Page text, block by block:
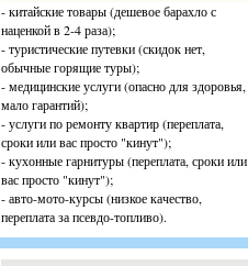
- китайские товары (дешевое барахло с
наценкой в 2-4 раза);
- туристические путевки (скидок нет,
обычные горящие туры);
- медицинские услуги (опасно для здоровья,
мало гарантий);
- услуги по ремонту квартир (переплата,
сроки или вас просто "кинут");
- кухонные гарнитуры (переплата, сроки или
вас просто "кинут");
- авто-мото-курсы (низкое качество,
переплата за псевдо-топливо).